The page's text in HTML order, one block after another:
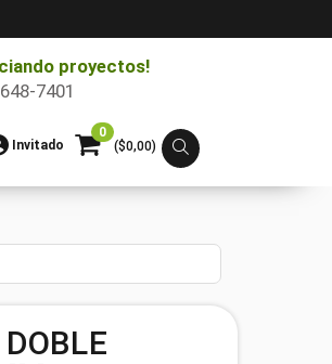
Invitado
0
($0,00)
proyectos!
7401